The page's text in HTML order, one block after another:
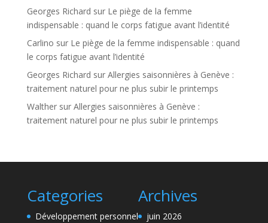
Georges Richard sur Le piège de la femme
indispensable : quand le corps fatigue avant l’identité
Carlino sur Le piège de la femme indispensable : quand
le corps fatigue avant l’identité
Georges Richard sur Allergies saisonnières à Genève :
traitement naturel pour ne plus subir le printemps
Walthersur Allergies saisonnières à Genève :
traitement naturel pour ne plus subir le printemps
Categories
Développement personnel
Archives
juin 2026